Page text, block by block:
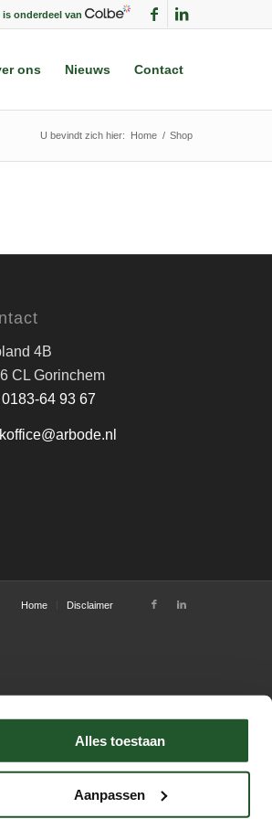
Alles toestaan
Aanpassen
is onderdeel van
ons Nieuws Contact
U bevindt zich hier: Home / Shop
4B
CL Gorinchem
0183-64 93 67
Home Disclaimer